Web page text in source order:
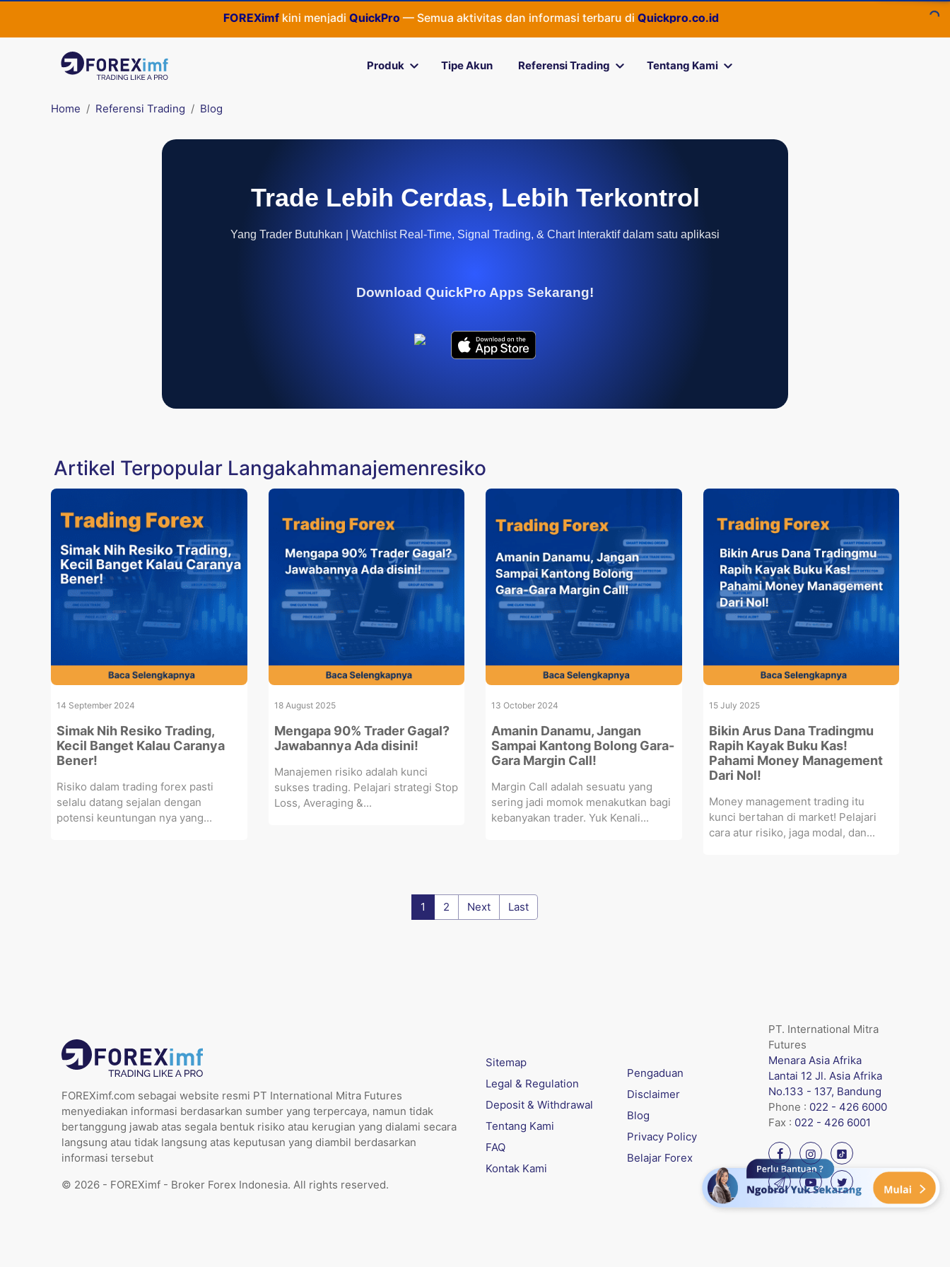
FOREXimfkini menjadiQuickPro— Semua aktivitas dan informasi terbaru diQuickpro.co.id
Produk Tipe Akun Referensi Trading Tentang Kami
Home Referensi Trading Blog
Trade Lebih Cerdas, Lebih Terkontrol
Yang Trader Butuhkan | Watchlist Real-Time, Signal Trading, & Chart Interaktif dalam satu aplikasi
Download QuickPro Apps Sekarang!
Artikel Terpopular Langakahmanajemenresiko
14 September 2024
Simak Nih Resiko Trading,
Kecil Banget Kalau Caranya
Bener!
Risiko dalam trading forex pasti
selalu datang sejalan dengan
potensi keuntungan nya yang...
18 August 2025
Mengapa 90% Trader Gagal?
Jawabannya Ada disini!
Manajemen risiko adalah kunci
sukses trading. Pelajari strategi Stop
Loss, Averaging &...
13 October 2024
Amanin Danamu, Jangan
Sampai Kantong Bolong Gara-
Gara Margin Call!
Margin Call adalah sesuatu yang
sering jadi momok menakutkan bagi
kebanyakan trader. Yuk Kenali...
15 July 2025
Bikin Arus Dana Tradingmu
Rapih Kayak Buku Kas!
Pahami Money Management
Dari Nol!
Money management trading itu
kunci bertahan di market! Pelajari
cara atur risiko, jaga modal, dan...
1 2 Next Last
FOREXimf.com sebagai website resmi PT International Mitra Futures
menyediakan informasi berdasarkan sumber yang terpercaya, namun tidak
bertanggung jawab atas segala bentuk risiko atau kerugian yang dialami secara
langsung atau tidak langsung atas keputusan yang diambil berdasarkan
informasi tersebut
© 2026 - FOREXimf - Broker Forex Indonesia. All rights reserved.
Sitemap
Legal & Regulation
Deposit & Withdrawal
Tentang Kami
FAQ
Kontak Kami
Pengaduan
Disclaimer
Blog
Privacy Policy
Belajar Forex
PT. International Mitra
Futures
Menara Asia Afrika
Lantai 12 Jl. Asia Afrika
No.133 - 137, Bandung
Phone : 022 - 426 6000
Fax : 022 - 426 6001